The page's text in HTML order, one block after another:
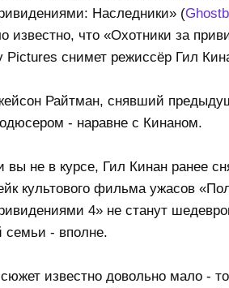
Наследники» (
известно, что «Охотники за
Pictures снимет режиссёр Гил
Райтман, снявший
- наравне с Кинаном.
вы не в курсе, Гил Кинан ранее
культового фильма ужасов
4» не станут
семьи - вполне.
известно довольно мало -